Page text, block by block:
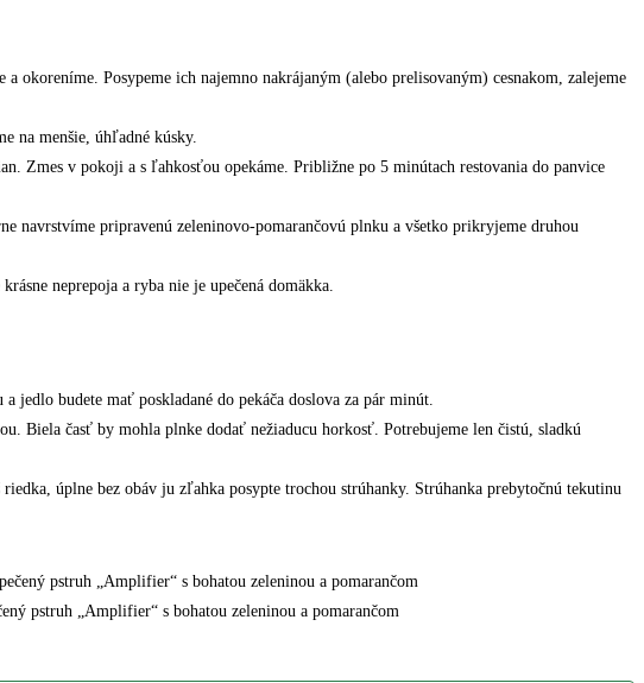
Posypeme ich najemno nakrájaným (alebo prelisovaným) cesnakom, zalejeme
na menšie, úhľadné kúsky.
Zmes v pokoji a s ľahkosťou opekáme. Približne po 5 minútach restovania do panvice
navrstvíme pripravenú zeleninovo-pomarančovú plnku a všetko prikryjeme druhou
neprepoja a ryba nie je upečená domäkka.
budete mať poskladané do pekáča doslova za pár minút.
Biela časť by mohla plnke dodať nežiaducu horkosť. Potrebujeme len čistú, sladkú
úplne bez obáv ju zľahka posypte trochou strúhanky. Strúhanka prebytočnú tekutinu
pstruh „Amplifier“ s bohatou zeleninou a pomarančom